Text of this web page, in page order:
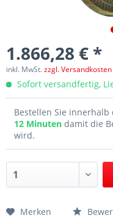
1.866,28 € *
inkl. MwSt.zzgl. Versandkosten
Sofort versandfertig,
Bestellen Sie innerhalb
12 Minuten damit die
wird.
Merken